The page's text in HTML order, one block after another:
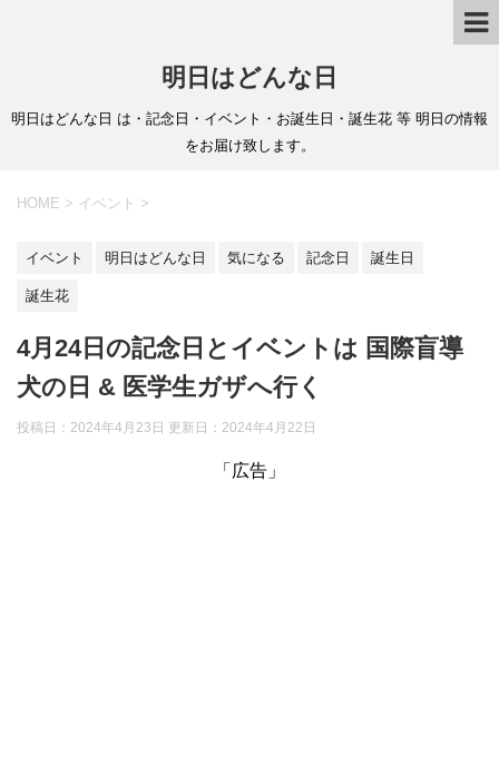
明日はどんな日
明日はどんな日 は・記念日・イベント・お誕生日・誕生花 等 明日の情報
をお届け致します。
HOME > イベント >
イベント 明日はどんな日 気になる 記念日 誕生日
誕生花
4月24日の記念日とイベントは 国際盲導
犬の日 & 医学生ガザへ行く
投稿日：2024年4月23日 更新日： 2024年4月22日
「広告」